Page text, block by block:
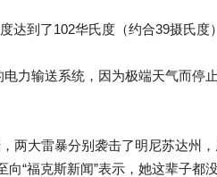
达到了102华氏度（约合39摄氏度）
力输送系统，因为极端天气而停
两大雷暴分别袭击了明尼苏达州
“福克斯新闻”表示，她这辈子都